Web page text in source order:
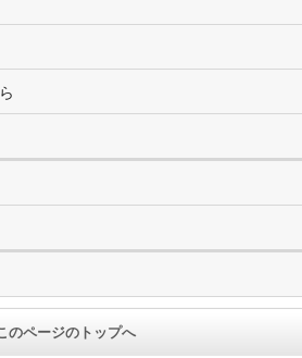
のページのトップへ